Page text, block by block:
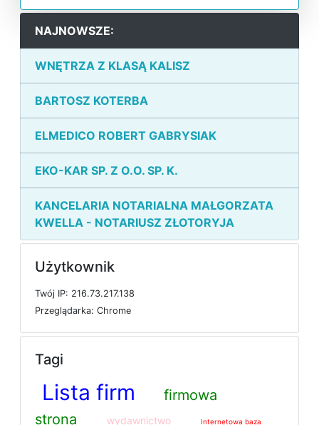
NAJNOWSZE:
WNĘTRZA Z KLASĄ KALISZ
BARTOSZ KOTERBA
ELMEDICO ROBERT GABRYSIAK
EKO-KAR SP. Z O.O. SP. K.
KANCELARIA NOTARIALNA MAŁGORZATA
KWELLA - NOTARIUSZ ZŁOTORYJA
Użytkownik
Twój IP: 216.73.217.138
Przeglądarka: Chrome
Tagi
Lista firm
firmowa
strona
wydawnictwo Internetowa baza